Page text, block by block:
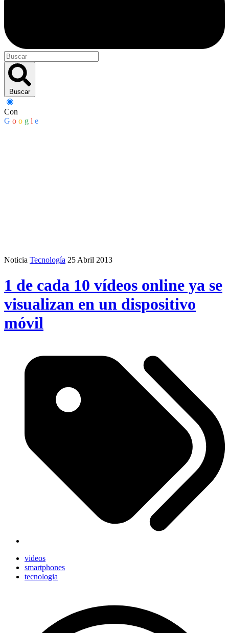
Buscar
Con
G o o g l e
Noticia Tecnología 25 Abril 2013
1 de cada 10 vídeos online ya se
visualizan en un dispositivo
móvil
videos
smartphones
tecnologia